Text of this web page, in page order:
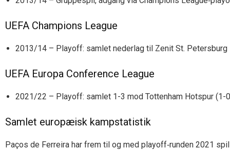
UEFA Champions League
2013/14 – Playoff: samlet nederlag til Zenit St. Petersburg
UEFA Europa Conference League
2021/22 – Playoff: samlet 1-3 mod Tottenham Hotspur (1-
Samlet europæisk kampstatistik
Paços de Ferreira har frem til og med playoff‐runden 2021